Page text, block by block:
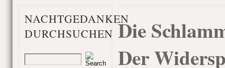
NACHTGEDANKEN
DURCHSUCHEN Die
Der